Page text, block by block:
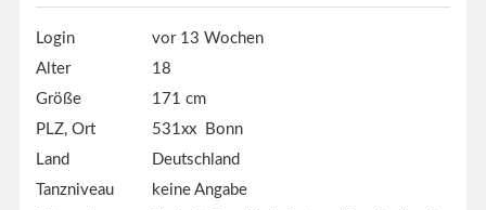
Login
vor 13 Wochen
Alter
18
Größe
171 cm
PLZ, Ort
531xx Bonn
Land
Deutschland
Tanzniveau
keine Angabe